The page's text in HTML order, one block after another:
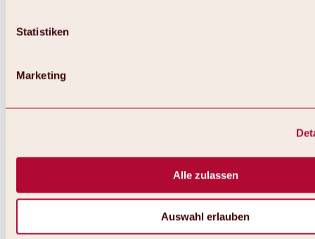
Statistiken
Marketing
Alle zulassen
Auswahl erlauben
Alles zu Skifahren & Snowboarden | Skigebiete
Skigebiet Hochoetz